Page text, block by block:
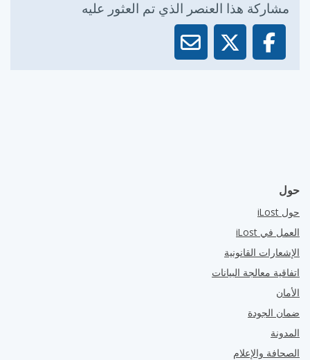
مشاركة هذا العنصر الذي تم العثور عليه
حول
حول iLost
العمل في iLost
الإشعارات القانونية
اتفاقية معالجة البيانات
الأمان
ضمان الجودة
المدونة
الصحافة والإعلام